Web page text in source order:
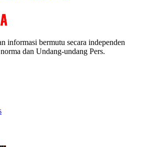
informasi bermutu secara independen
dan Undang-undang Pers.